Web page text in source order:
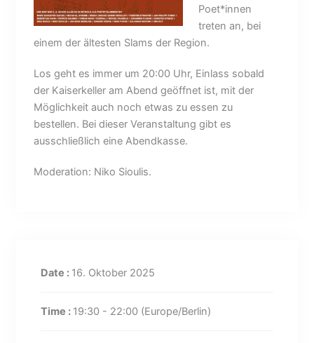
Poet*innen
treten an, bei
einem der ältesten Slams der Region.
Los geht es immer um 20:00 Uhr, Einlass sobald
der Kaiserkeller am Abend geöffnet ist, mit der
Möglichkeit auch noch etwas zu essen zu
bestellen. Bei dieser Veranstaltung gibt es
ausschließlich eine Abendkasse.
Moderation: Niko Sioulis.
Date : 16. Oktober 2025
Time : 19:30 - 22:00 (Europe/Berlin)